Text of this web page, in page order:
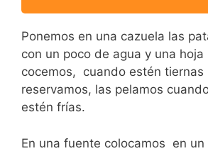
Ponemos en una cazuela las
con un poco de agua y una
cocemos, cuando estén tiernas
reservamos, las pelamos
estén frías.
En una fuente colocamos en un